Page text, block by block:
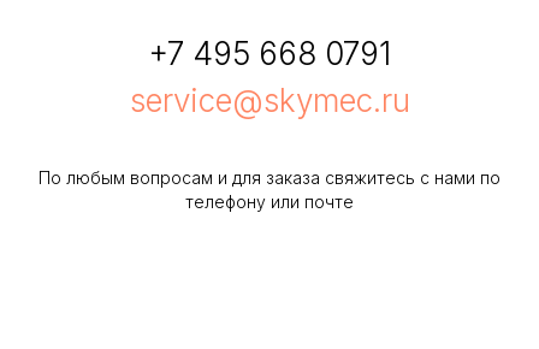
+7 495 668 0791
service@skymec.ru
По любым вопросам и для заказа свяжитесь с нами по
телефону или почте